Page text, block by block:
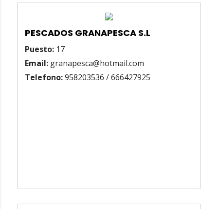
PESCADOS GRANAPESCA S.L
Puesto: 17
Email: granapesca@hotmail.com
Telefono:958203536 / 666427925